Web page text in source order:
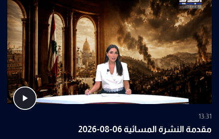
13:31
مقدمة النشرة المسائية 06-08-2026